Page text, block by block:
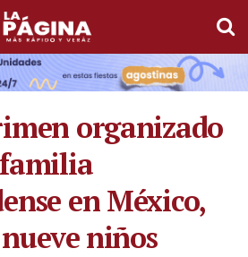
organizado
en México,
niños